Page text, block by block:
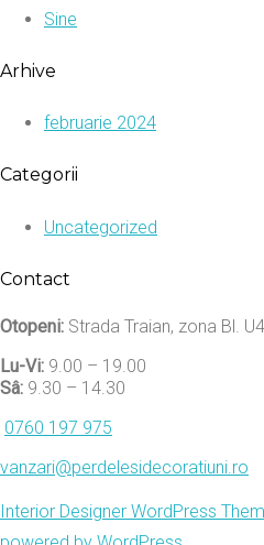
Sine
Arhive
februarie 2024
Categorii
Uncategorized
Contact
Otopeni: Strada Traian, zona Bl.
Lu-Vi: 9.00 – 19.00
Sâ: 9.30 – 14.30
0760 197 975
vanzari@perdelesidecoratiuni.ro
Interior Designer WordPress